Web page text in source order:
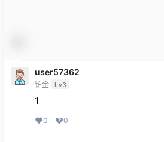
user57362
铂金 Lv3
1
0 0